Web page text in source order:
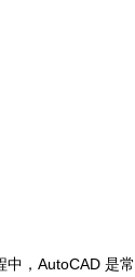
中，AutoCAD 是